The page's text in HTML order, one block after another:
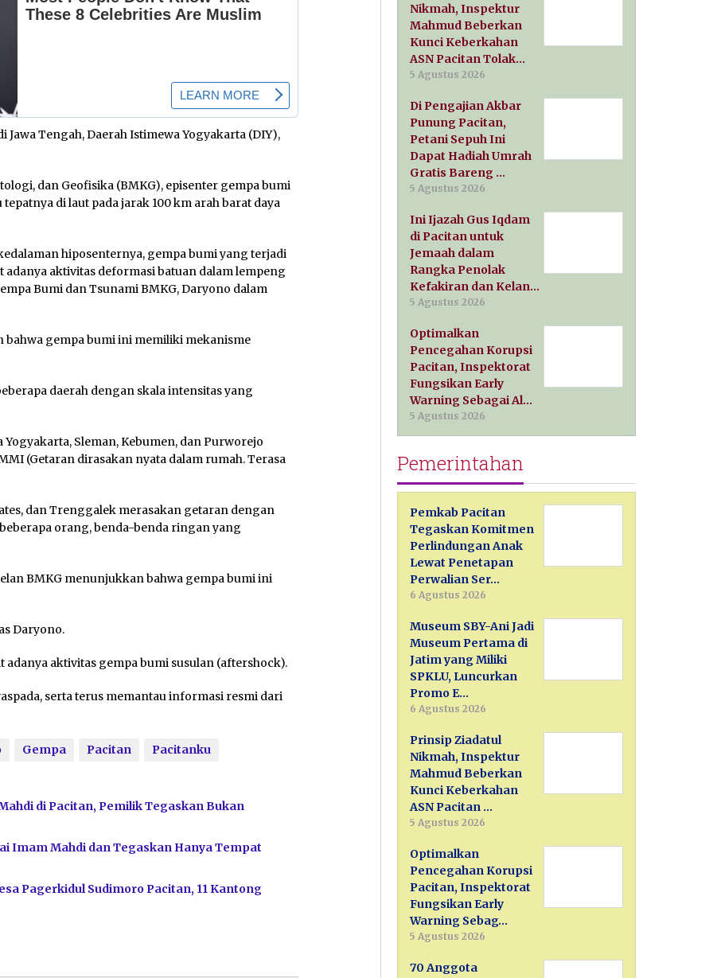
Tengah, Daerah Istimewa Yogyakarta (DIY),
dan Geofisika (BMKG), episenter gempa bumi
tepatnya di laut pada jarak 100 km arah barat daya
hiposenternya, gempa bumi yang terjadi
aktivitas deformasi batuan dalam lempeng
Bumi dan Tsunami BMKG, Daryono dalam
gempa bumi ini memiliki mekanisme
daerah dengan skala intensitas yang
Sleman, Kebumen, dan Purworejo
(Getaran dirasakan nyata dalam rumah. Terasa
dan Trenggalek merasakan getaran dengan
orang, benda-benda ringan yang
BMKG menunjukkan bahwa gempa bumi ini
Daryono.
adanya aktivitas gempa bumi susulan (aftershock).
serta terus memantau informasi resmi dari
Gempa Pacitan Pacitanku
di Pacitan, Pemilik Tegaskan Bukan
Imam Mahdi dan Tegaskan Hanya Tempat
Pagerkidul Sudimoro Pacitan, 11 Kantong
Nikmah, Inspektur
Mahmud Beberkan
Kunci Keberkahan
ASN Pacitan Tolak…
5 Agustus 2026
Di Pengajian Akbar
Punung Pacitan,
Petani Sepuh Ini
Dapat Hadiah Umrah
Gratis Bareng …
5 Agustus 2026
Ini Ijazah Gus Iqdam
di Pacitan untuk
Jemaah dalam
Rangka Penolak
Kefakiran dan Kelan…
5 Agustus 2026
Optimalkan
Pencegahan Korupsi
Pacitan, Inspektorat
Fungsikan Early
Warning Sebagai Al…
5 Agustus 2026
Pemerintahan
Pemkab Pacitan
Tegaskan Komitmen
Perlindungan Anak
Lewat Penetapan
Perwalian Ser…
6 Agustus 2026
Museum SBY-Ani Jadi
Museum Pertama di
Jatim yang Miliki
SPKLU, Luncurkan
Promo E…
6 Agustus 2026
Prinsip Ziadatul
Nikmah, Inspektur
Mahmud Beberkan
Kunci Keberkahan
ASN Pacitan …
5 Agustus 2026
Optimalkan
Pencegahan Korupsi
Pacitan, Inspektorat
Fungsikan Early
Warning Sebag…
5 Agustus 2026
70 Anggota